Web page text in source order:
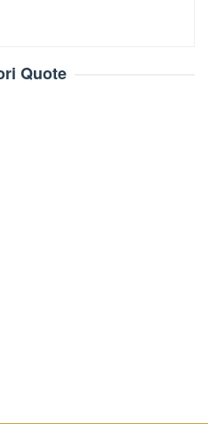
Quote